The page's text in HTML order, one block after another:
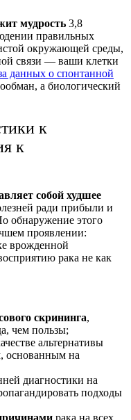
мудрость 3,8
правильных
окружающей среды,
связи — ваши клетки
данных о спонтанной
а биологический
к
к
собой худшее
ради прибыли и
обнаружение этого
проявлении:
врожденной
рака не как
скрининга,
чем пользы;
альтернативы
основанным на
диагностики на
подходы
рака на всех